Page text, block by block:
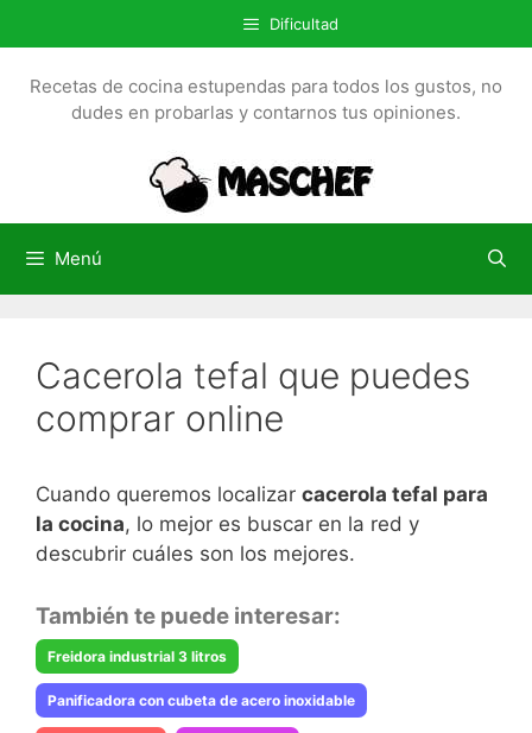
a
l
Dificultad
Recetas de cocina estupendas para todos los gustos, no
dudes en probarlas y contarnos tus opiniones.
Menú
Cacerola tefal que puedes
comprar online
Cuando queremos localizar cacerola tefal para
la cocina, lo mejor es buscar en la red y
descubrir cuáles son los mejores.
También te puede interesar:
Freidora industrial 3 litros
Panificadora con cubeta de acero inoxidable